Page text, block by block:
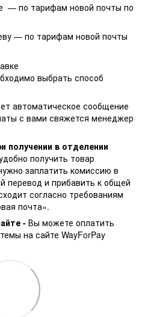
— по тарифам новой почты по
— по тарифам новой почты
выбрать способ
автоматическое сообщение
с вами свяжется менеджер
в отделении
получить товар
заплатить комиссию в
перевод и прибавить к общей
согласно требованиям
почта».
- Вы можете оплатить
на сайте WayForPay